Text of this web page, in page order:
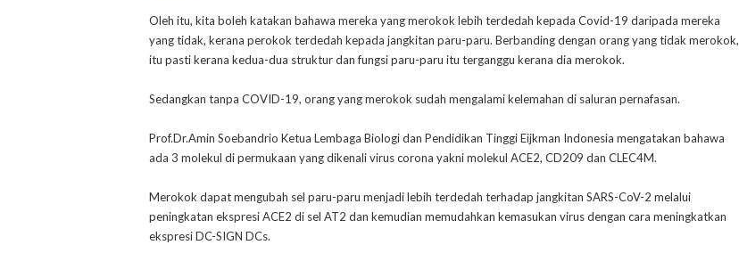
Oleh itu, kita boleh katakan bahawa mereka yang merokok lebih terdedah kepada Covid-19 daripada mereka
yang tidak, kerana perokok terdedah kepada jangkitan paru-paru. Berbanding dengan orang yang tidak merokok,
itu pasti kerana kedua-dua struktur dan fungsi paru-paru itu terganggu kerana dia merokok.
Sedangkan tanpa COVID-19, orang yang merokok sudah mengalami kelemahan di saluran pernafasan.
Prof.Dr.Amin Soebandrio Ketua Lembaga Biologi dan Pendidikan Tinggi Eijkman Indonesia mengatakan bahawa
ada 3 molekul di permukaan yang dikenali virus corona yakni molekul ACE2, CD209 dan CLEC4M.
Merokok dapat mengubah sel paru-paru menjadi lebih terdedah terhadap jangkitan SARS-CoV-2 melalui
peningkatan ekspresi ACE2 di sel AT2 dan kemudian memudahkan kemasukan virus dengan cara meningkatkan
ekspresi DC-SIGN DCs.